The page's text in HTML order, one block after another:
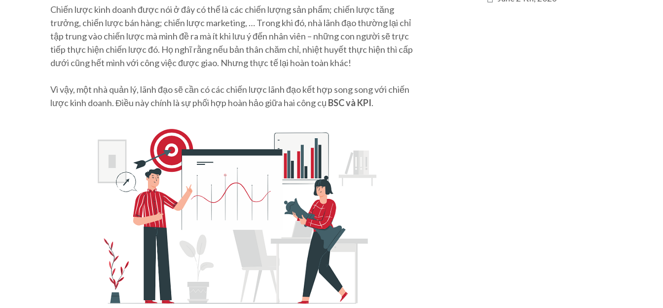
Chiến lược kinh doanh được nói ở đây có thể là các chiến lượng sản phẩm; chiến lược tăng
trưởng, chiến lược bán hàng; chiến lược marketing, … Trong khi đó, nhà lãnh đạo thường lại chỉ
tập trung vào chiến lược mà mình đề ra mà ít khi lưu ý đến nhân viên – những con người sẽ trực
tiếp thực hiện chiến lược đó. Họ nghĩ rằng nếu bản thân chăm chỉ, nhiệt huyết thực hiện thì cấp
dưới cũng hết mình với công việc được giao. Nhưng thực tế lại hoàn toàn khác!
Vì vậy, một nhà quản lý, lãnh đạo sẽ cần có các chiến lược lãnh đạo kết hợp song song với chiến
lược kinh doanh. Điều này chính là sự phối hợp hoàn hảo giữa hai công cụ BSC và KPI.